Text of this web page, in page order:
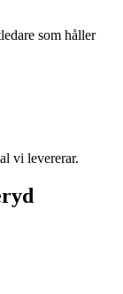
som håller
vi levererar.